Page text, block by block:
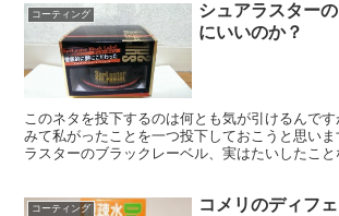
コーティング
シュアラスター
にいいのか？
このネタを投下するのは何とも気が引けるんで
みて私がったことを一つ投下しておこうと思い
ラスターのブラックレーベル、実はたいしたこと
コーティング
コメリのディフ